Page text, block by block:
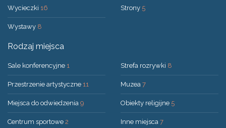
Wycieczki 16
Wystawy 8
Strony 5
Rodzaj miejsca
Sale konferencyjne 1
Przestrzenie artystyczne 11
Miejsca do odwiedzenia 9
Centrum sportowe 2
Strefa rozrywki 8
Muzea 7
Obiekty religijne 5
Inne miejsca 7